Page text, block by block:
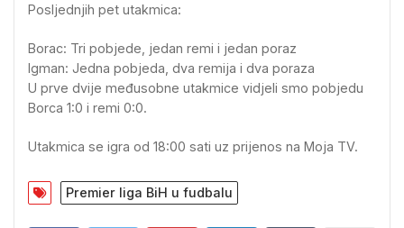
Posljednjih pet utakmica:
Borac: Tri pobjede, jedan remi i jedan poraz
Igman: Jedna pobjeda, dva remija i dva poraza
U prve dvije međusobne utakmice vidjeli smo pobjedu
Borca 1:0 i remi 0:0.
Utakmica se igra od 18:00 sati uz prijenos na Moja TV.
Premier liga BiH u fudbalu